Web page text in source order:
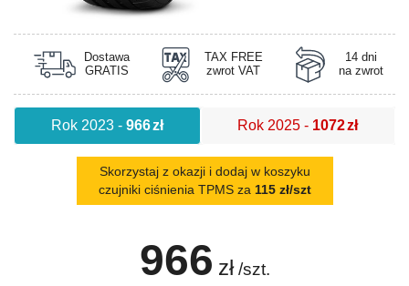
Dostawa
GRATIS
TAX FREE
zwrot VAT
14 dni
na zwrot
Rok 2023- 966zł Rok 2025 - 1072zł
Skorzystaj z okazji i dodaj w koszyku
czujniki ciśnienia TPMS za 115 zł/szt
966 zł /szt.